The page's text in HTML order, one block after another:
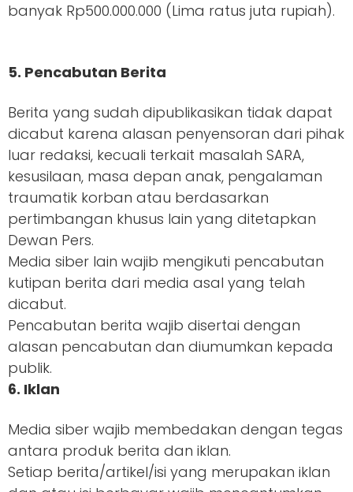
banyak Rp500.000.000 (Lima ratus juta rupiah).
5. Pencabutan Berita
Berita yang sudah dipublikasikan tidak dapat
dicabut karena alasan penyensoran dari pihak
luar redaksi, kecuali terkait masalah SARA,
kesusilaan, masa depan anak, pengalaman
traumatik korban atau berdasarkan
pertimbangan khusus lain yang ditetapkan
Dewan Pers.
Media siber lain wajib mengikuti pencabutan
kutipan berita dari media asal yang telah
dicabut.
Pencabutan berita wajib disertai dengan
alasan pencabutan dan diumumkan kepada
publik.
6. Iklan
Media siber wajib membedakan dengan tegas
antara produk berita dan iklan.
Setiap berita/artikel/isi yang merupakan iklan